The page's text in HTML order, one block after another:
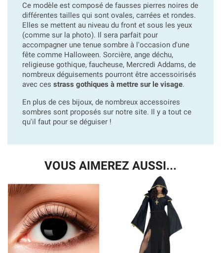
Ce modèle est composé de fausses pierres noires de
différentes tailles qui sont ovales, carrées et rondes.
Elles se mettent au niveau du front et sous les yeux
(comme sur la photo). Il sera parfait pour
accompagner une tenue sombre à l'occasion d'une
fête comme Halloween. Sorcière, ange déchu,
religieuse gothique, faucheuse, Mercredi Addams, de
nombreux déguisements pourront être accessoirisés
avec ces strass gothiques à mettre sur le visage.
En plus de ces bijoux, de nombreux accessoires
sombres sont proposés sur notre site. Il y a tout ce
qu'il faut pour se déguiser !
VOUS AIMEREZ AUSSI...